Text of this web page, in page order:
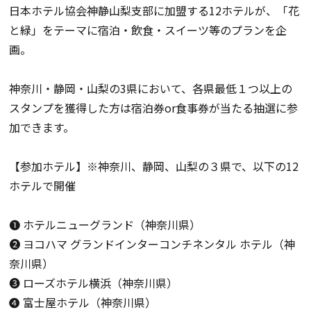
日本ホテル協会神静山梨支部に加盟する12ホテルが、「花
と緑」をテーマに宿泊・飲食・スイーツ等のプランを企
画。
神奈川・静岡・山梨の3県において、各県最低１つ以上の
スタンプを獲得した方は宿泊券or食事券が当たる抽選に参
加できます。
【参加ホテル】※神奈川、静岡、山梨の３県で、以下の12
ホテルで開催
❶ ホテルニューグランド（神奈川県）
❷ ヨコハマ グランドインターコンチネンタル ホテル（神
奈川県）
➌ ローズホテル横浜（神奈川県）
❹ 富士屋ホテル（神奈川県）